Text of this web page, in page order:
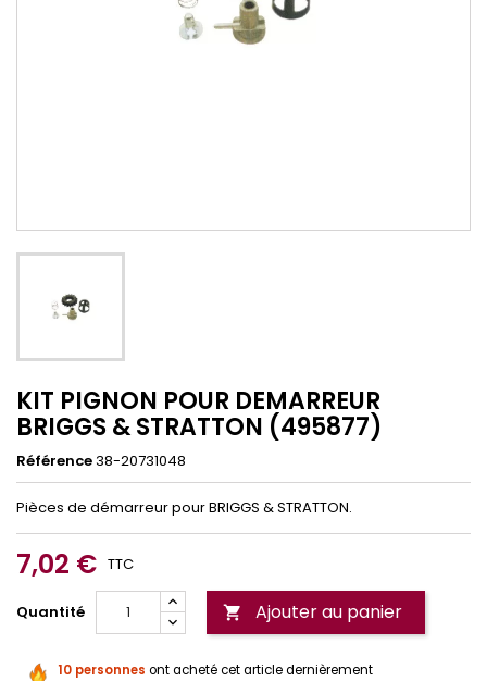
KIT PIGNON POUR DEMARREUR
BRIGGS & STRATTON (495877)
Référence38-20731048
Pièces de démarreur pour BRIGGS & STRATTON.
7,02 € TTC
Quantité  Ajouter au panier
10 personnes ont acheté cet article dernièrement